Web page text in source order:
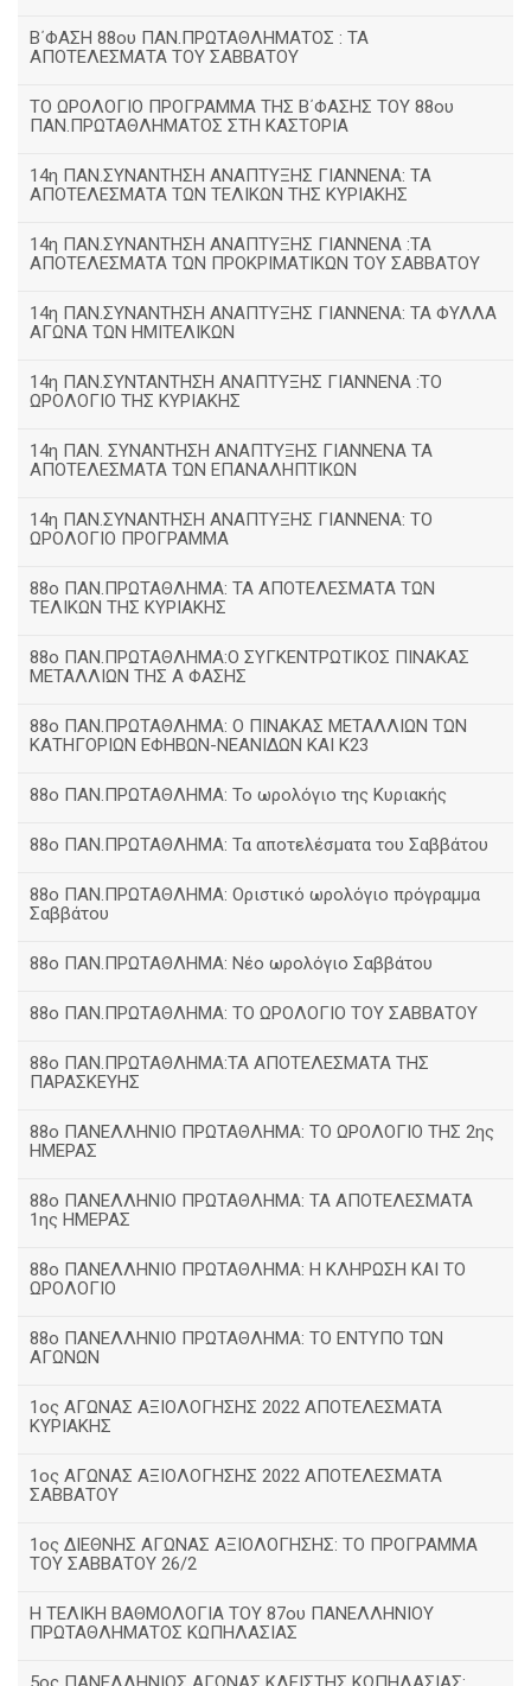
Β΄ΦΑΣΗ 88ου ΠΑΝ.ΠΡΩΤΑΘΛΗΜΑΤΟΣ : ΤΑ
ΑΠΟΤΕΛΕΣΜΑΤΑ ΤΟΥ ΣΑΒΒΑΤΟΥ
ΤΟ ΩΡΟΛΟΓΙΟ ΠΡΟΓΡΑΜΜΑ ΤΗΣ Β΄ΦΑΣΗΣ ΤΟΥ 88ου
ΠΑΝ.ΠΡΩΤΑΘΛΗΜΑΤΟΣ ΣΤΗ ΚΑΣΤΟΡΙΑ
14η ΠΑΝ.ΣΥΝΑΝΤΗΣΗ ΑΝΑΠΤΥΞΗΣ ΓΙΑΝΝΕΝΑ: ΤΑ
ΑΠΟΤΕΛΕΣΜΑΤΑ ΤΩΝ ΤΕΛΙΚΩΝ ΤΗΣ ΚΥΡΙΑΚΗΣ
14η ΠΑΝ.ΣΥΝΑΝΤΗΣΗ ΑΝΑΠΤΥΞΗΣ ΓΙΑΝΝΕΝΑ :ΤΑ
ΑΠΟΤΕΛΕΣΜΑΤΑ ΤΩΝ ΠΡΟΚΡΙΜΑΤΙΚΩΝ ΤΟΥ ΣΑΒΒΑΤΟΥ
14η ΠΑΝ.ΣΥΝΑΝΤΗΣΗ ΑΝΑΠΤΥΞΗΣ ΓΙΑΝΝΕΝΑ: ΤΑ ΦΥΛΛΑ
ΑΓΩΝΑ ΤΩΝ ΗΜΙΤΕΛΙΚΩΝ
14η ΠΑΝ.ΣΥΝΤΑΝΤΗΣΗ ΑΝΑΠΤΥΞΗΣ ΓΙΑΝΝΕΝΑ :ΤΟ
ΩΡΟΛΟΓΙΟ ΤΗΣ ΚΥΡΙΑΚΗΣ
14η ΠΑΝ. ΣΥΝΑΝΤΗΣΗ ΑΝΑΠΤΥΞΗΣ ΓΙΑΝΝΕΝΑ ΤΑ
ΑΠΟΤΕΛΕΣΜΑΤΑ ΤΩΝ ΕΠΑΝΑΛΗΠΤΙΚΩΝ
14η ΠΑΝ.ΣΥΝΑΝΤΗΣΗ ΑΝΑΠΤΥΞΗΣ ΓΙΑΝΝΕΝΑ: ΤΟ
ΩΡΟΛΟΓΙΟ ΠΡΟΓΡΑΜΜΑ
88ο ΠΑΝ.ΠΡΩΤΑΘΛΗΜΑ: ΤΑ ΑΠΟΤΕΛΕΣΜΑΤΑ ΤΩΝ
ΤΕΛΙΚΩΝ ΤΗΣ ΚΥΡΙΑΚΗΣ
88ο ΠΑΝ.ΠΡΩΤΑΘΛΗΜΑ:Ο ΣΥΓΚΕΝΤΡΩΤΙΚΟΣ ΠΙΝΑΚΑΣ
ΜΕΤΑΛΛΙΩΝ ΤΗΣ Α ΦΑΣΗΣ
88ο ΠΑΝ.ΠΡΩΤΑΘΛΗΜΑ: Ο ΠΙΝΑΚΑΣ ΜΕΤΑΛΛΙΩΝ ΤΩΝ
ΚΑΤΗΓΟΡΙΩΝ ΕΦΗΒΩΝ-ΝΕΑΝΙΔΩΝ ΚΑΙ Κ23
88ο ΠΑΝ.ΠΡΩΤΑΘΛΗΜΑ: Το ωρολόγιο της Κυριακής
88ο ΠΑΝ.ΠΡΩΤΑΘΛΗΜΑ: Τα αποτελέσματα του Σαββάτου
88ο ΠΑΝ.ΠΡΩΤΑΘΛΗΜΑ: Οριστικό ωρολόγιο πρόγραμμα
Σαββάτου
88ο ΠΑΝ.ΠΡΩΤΑΘΛΗΜΑ: Νέο ωρολόγιο Σαββάτου
88ο ΠΑΝ.ΠΡΩΤΑΘΛΗΜΑ: ΤΟ ΩΡΟΛΟΓΙΟ ΤΟΥ ΣΑΒΒΑΤΟΥ
88ο ΠΑΝ.ΠΡΩΤΑΘΛΗΜΑ:ΤΑ ΑΠΟΤΕΛΕΣΜΑΤΑ ΤΗΣ
ΠΑΡΑΣΚΕΥΗΣ
88ο ΠΑΝΕΛΛΗΝΙΟ ΠΡΩΤΑΘΛΗΜΑ: ΤΟ ΩΡΟΛΟΓΙΟ ΤΗΣ 2ης
ΗΜΕΡΑΣ
88ο ΠΑΝΕΛΛΗΝΙΟ ΠΡΩΤΑΘΛΗΜΑ: ΤΑ ΑΠΟΤΕΛΕΣΜΑΤΑ
1ης ΗΜΕΡΑΣ
88ο ΠΑΝΕΛΛΗΝΙΟ ΠΡΩΤΑΘΛΗΜΑ: Η ΚΛΗΡΩΣΗ ΚΑΙ ΤΟ
ΩΡΟΛΟΓΙΟ
88ο ΠΑΝΕΛΛΗΝΙΟ ΠΡΩΤΑΘΛΗΜΑ: ΤΟ ΕΝΤΥΠΟ ΤΩΝ
ΑΓΩΝΩΝ
1ος ΑΓΩΝΑΣ ΑΞΙΟΛΟΓΗΣΗΣ 2022 ΑΠΟΤΕΛΕΣΜΑΤΑ
ΚΥΡΙΑΚΗΣ
1ος ΑΓΩΝΑΣ ΑΞΙΟΛΟΓΗΣΗΣ 2022 ΑΠΟΤΕΛΕΣΜΑΤΑ
ΣΑΒΒΑΤΟΥ
1ος ΔΙΕΘΝΗΣ ΑΓΩΝΑΣ ΑΞΙΟΛΟΓΗΣΗΣ: ΤΟ ΠΡΟΓΡΑΜΜΑ
ΤΟΥ ΣΑΒΒΑΤΟΥ 26/2
Η ΤΕΛΙΚΗ ΒΑΘΜΟΛΟΓΙΑ ΤΟΥ 87ου ΠΑΝΕΛΛΗΝΙΟΥ
ΠΡΩΤΑΘΛΗΜΑΤΟΣ ΚΩΠΗΛΑΣΙΑΣ